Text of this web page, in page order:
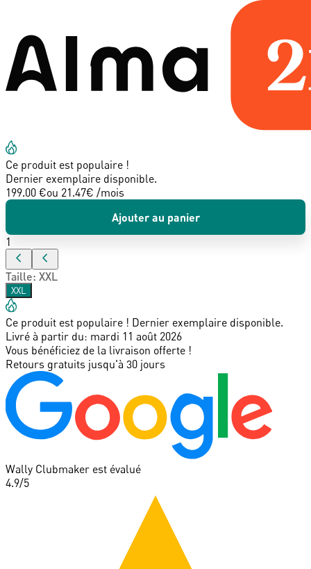
Ce produit est populaire !
Dernier exemplaire disponible.
199.00 €ou 21.47€ /mois
Ajouter au panier
1
Taille: XXL
XXL
Ce produit est populaire ! Dernier exemplaire disponible.
Livré à partir du: mardi 11 août 2026
Vous bénéficiez de la livraison offerte !
Retours gratuits jusqu'à 30 jours
Wally Clubmaker est évalué
4.9/5